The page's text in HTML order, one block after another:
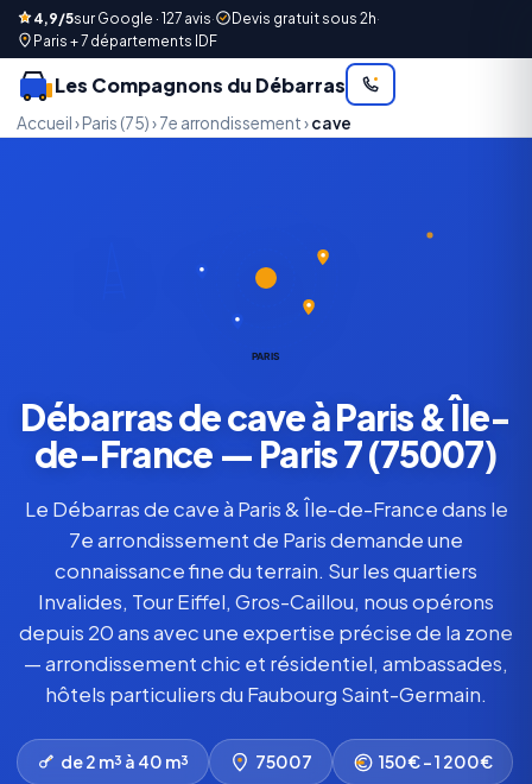
4,9/5sur Google · 127 avis· Devis gratuit sous 2h·
Paris + 7 départements IDF
Les Compagnons du Débarras
Accueil› Paris (75)› 7e arrondissement› cave
PARIS
Débarras de cave à Paris & Île-
de-France — Paris 7 (75007)
Le Débarras de cave à Paris & Île-de-France dans le
7e arrondissement de Paris demande une
connaissance fine du terrain. Sur les quartiers
Invalides, Tour Eiffel, Gros-Caillou, nous opérons
depuis 20 ans avec une expertise précise de la zone
— arrondissement chic et résidentiel, ambassades,
hôtels particuliers du Faubourg Saint-Germain.
de 2 m³ à 40 m³ 75007 150€ – 1 200€